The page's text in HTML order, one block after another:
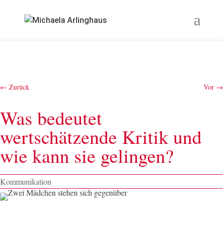
← Zurück Vor →
Was bedeutet
wertschätzende Kritik und
wie kann sie gelingen?
Kommunikation